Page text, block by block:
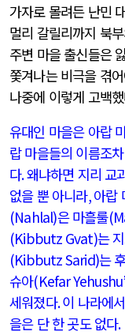
가자로 몰려든 난민
멀리 갈릴리까지 북
주변 마을 출신들은
쫓겨나는 비극을 겪
나중에 이렇게 고백
유대인 마을은 아랍
랍 마을들의 이름조
다.왜냐하면 지리 교
없을 뿐 아니라,아랍
(Nahlal)은 마흘룰
(Kibbutz Gvat)는
(Kibbutz Sarid)는
슈아(Kefar
세워졌다.이 나라에
을은 단 한 곳도 없다.